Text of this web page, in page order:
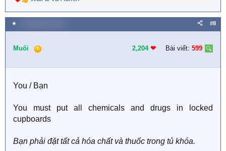
R
e
a
c
i
n
:
★ #8
Muối 2,204 ❤︎ Bài viết: 599
You / Bạn
You must put all chemicals and drugs in locked
cupboards
Bạn phải đặt tất cả hóa chất và thuốc trong tủ khóa.